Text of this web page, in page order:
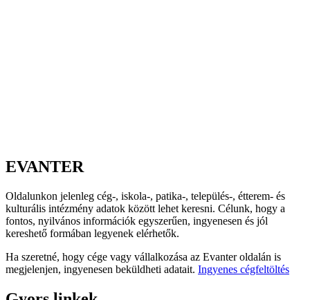
EVANTER
Oldalunkon jelenleg cég-, iskola-, patika-, település-, étterem- és
kulturális intézmény adatok között lehet keresni. Célunk, hogy a
fontos, nyilvános információk egyszerűen, ingyenesen és jól
kereshető formában legyenek elérhetők.
Ha szeretné, hogy cége vagy vállalkozása az Evanter oldalán is
megjelenjen, ingyenesen beküldheti adatait. Ingyenes cégfeltöltés